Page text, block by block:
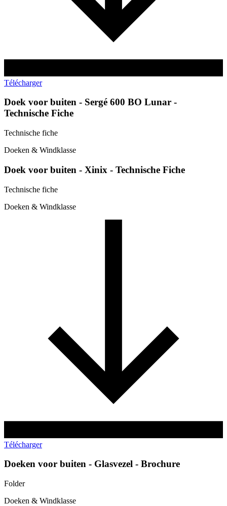
Télécharger
Doek voor buiten - Sergé 600 BO Lunar -
Technische Fiche
Technische fiche
Doeken & Windklasse
Doek voor buiten - Xinix - Technische Fiche
Technische fiche
Doeken & Windklasse
Télécharger
Doeken voor buiten - Glasvezel - Brochure
Folder
Doeken & Windklasse